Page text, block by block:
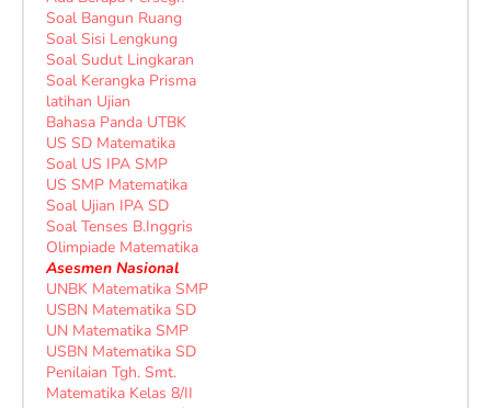
Soal Bangun Ruang
Soal Sisi Lengkung
Soal Sudut Lingkaran
Soal Kerangka Prisma
latihan Ujian
Bahasa Panda UTBK
US SD Matematika
Soal US IPA SMP
US SMP Matematika
Soal Ujian IPA SD
Soal Tenses B.Inggris
Olimpiade Matematika
Asesmen Nasional
UNBK Matematika SMP
USBN Matematika SD
UN Matematika SMP
USBN Matematika SD
Penilaian Tgh. Smt.
Matematika Kelas 8/II